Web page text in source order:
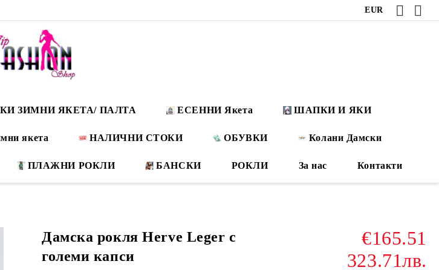
EUR
ЗИМНИ ЯКЕТА/ ПАЛТА ЕСЕННИ Якета ШАПКИ И ЯКИ
якета НАЛИЧНИ СТОКИ ОБУВКИ Колани Дамски
ПЛАЖНИ РОКЛИ БАНСКИ РОКЛИ За нас Контакти
Дамска рокля Herve Leger с
големи капси
€165.51
323.71лв.